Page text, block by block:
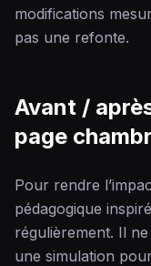
modifications
pas une refonte.
Avant /
page
Pour rendre
pédagogique
régulièrement. Il ne
une simulation